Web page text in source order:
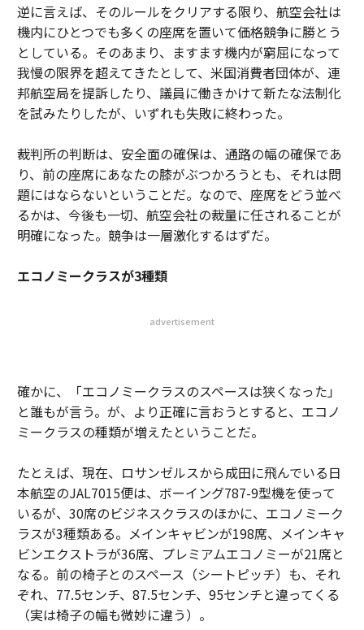
逆に言えば、そのルールをクリアする限り、航空会社は
機内にひとつでも多くの座席を置いて価格競争に勝とう
としている。そのあまり、ますます機内が窮屈になって
我慢の限界を超えてきたとして、米国消費者団体が、連
邦航空局を提訴したり、議員に働きかけて新たな法制化
を試みたりしたが、いずれも失敗に終わった。
裁判所の判断は、安全面の確保は、通路の幅の確保であ
り、前の座席にあなたの膝がぶつかろうとも、それは問
題にはならないということだ。なので、座席をどう並べ
るかは、今後も一切、航空会社の裁量に任されることが
明確になった。競争は一層激化するはずだ。
エコノミークラスが3種類
advertisement
確かに、「エコノミークラスのスペースは狭くなった」
と誰もが言う。が、より正確に言おうとすると、エコノ
ミークラスの種類が増えたということだ。
たとえば、現在、ロサンゼルスから成田に飛んでいる日
本航空のJAL7015便は、ボーイング787-9型機を使って
いるが、30席のビジネスクラスのほかに、エコノミーク
ラスが3種類ある。メインキャビンが198席、メインキャ
ビンエクストラが36席、プレミアムエコノミーが21席と
なる。前の椅子とのスペース（シートピッチ）も、それ
ぞれ、77.5センチ、87.5センチ、95センチと違ってくる
（実は椅子の幅も微妙に違う）。